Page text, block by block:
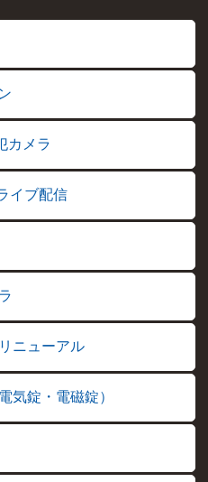
カメラ
イブ配信
ニューアル
気錠・電磁錠）